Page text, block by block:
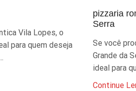
Vila Lopes, o
para quem deseja
pizzaria
Serra
Se você
Grande da
ideal para
Continue